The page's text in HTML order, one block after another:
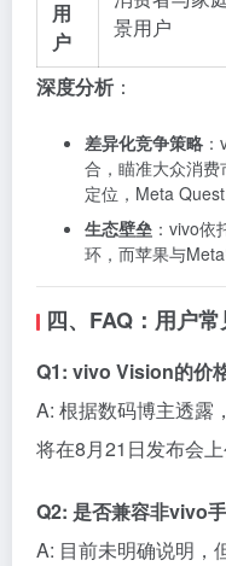
用
户
景用户
深度分析 ：
差异化竞争策略
合，瞄准大众消
定位，Meta Quest
生态壁垒 ：vivo
环，而苹果与
四、FAQ：用户
Q1: vivo Vision的价
A: 根据数码博主透露
将在8月21日发布会上
Q2: 是否兼容非vivo
A: 目前未明确说明，